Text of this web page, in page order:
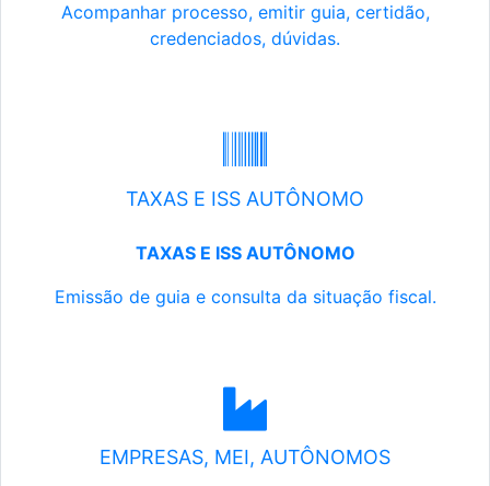
Acompanhar processo, emitir guia, certidão,
credenciados, dúvidas.
TAXAS E ISS AUTÔNOMO
TAXAS E ISS AUTÔNOMO
Emissão de guia e consulta da situação fiscal.
EMPRESAS, MEI, AUTÔNOMOS